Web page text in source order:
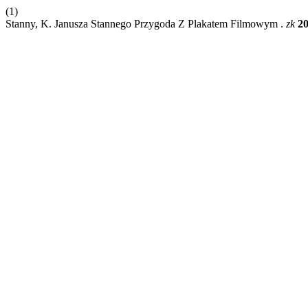
(1)
Stanny, K. Janusza Stannego Przygoda Z Plakatem Filmowym . zk